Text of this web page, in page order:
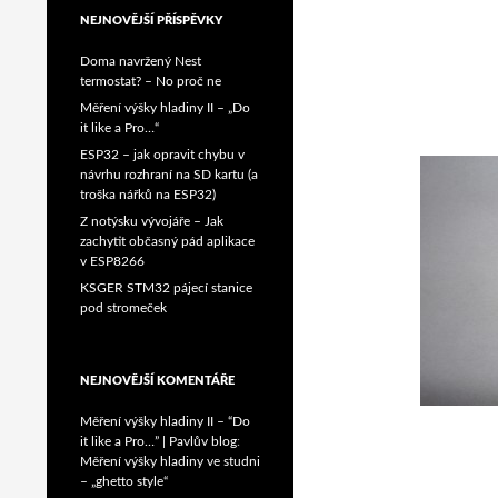
NEJNOVĚJŠÍ PŘÍSPĚVKY
Doma navržený Nest
termostat? – No proč ne
Měření výšky hladiny II – „Do
it like a Pro…“
ESP32 – jak opravit chybu v
návrhu rozhraní na SD kartu (a
troška nářků na ESP32)
Z notýsku vývojáře – Jak
zachytit občasný pád aplikace
v ESP8266
KSGER STM32 pájecí stanice
pod stromeček
NEJNOVĚJŠÍ KOMENTÁŘE
Měření výšky hladiny II – “Do
it like a Pro…” | Pavlův blog:
Měření výšky hladiny ve studni
– „ghetto style“